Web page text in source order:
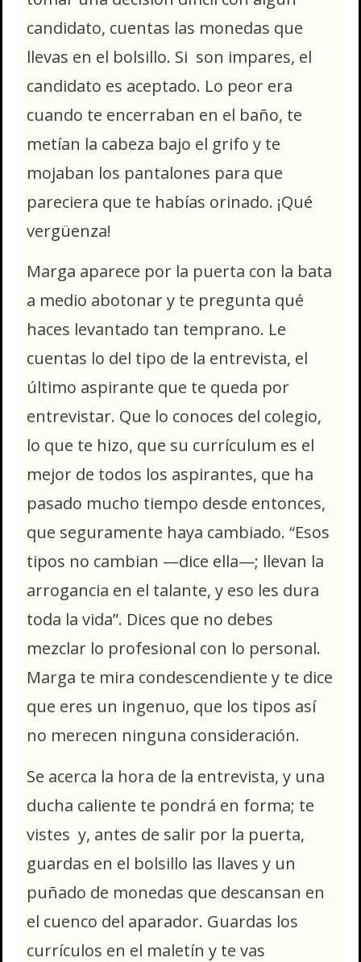
candidato, cuentas las monedas que
llevas en el bolsillo. Si son impares, el
candidato es aceptado. Lo peor era
cuando te encerraban en el baño, te
metían la cabeza bajo el grifo y te
mojaban los pantalones para que
pareciera que te habías orinado. ¡Qué
vergüenza!
Marga aparece por la puerta con la bata
a medio abotonar y te pregunta qué
haces levantado tan temprano. Le
cuentas lo del tipo de la entrevista, el
último aspirante que te queda por
entrevistar. Que lo conoces del colegio,
lo que te hizo, que su currículum es el
mejor de todos los aspirantes, que ha
pasado mucho tiempo desde entonces,
que seguramente haya cambiado. “Esos
tipos no cambian —dice ella—; llevan la
arrogancia en el talante, y eso les dura
toda la vida”. Dices que no debes
mezclar lo profesional con lo personal.
Marga te mira condescendiente y te dice
que eres un ingenuo, que los tipos así
no merecen ninguna consideración.
Se acerca la hora de la entrevista, y una
ducha caliente te pondrá en forma; te
vistes y, antes de salir por la puerta,
guardas en el bolsillo las llaves y un
puñado de monedas que descansan en
el cuenco del aparador. Guardas los
currículos en el maletín y te vas